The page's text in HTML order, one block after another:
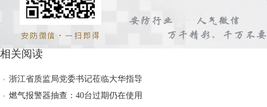
相关阅读
浙江省质监局党委书记莅临大华指导
燃气报警器抽查：40台过期仍在使用